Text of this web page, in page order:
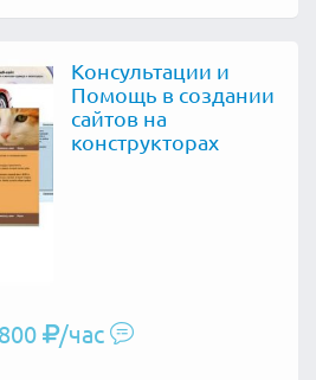
Консультации и
Помощь в создании
сайтов на
конструкторах
800 /час